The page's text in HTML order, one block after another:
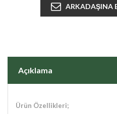
Açıklama
Ürün Özellikleri;